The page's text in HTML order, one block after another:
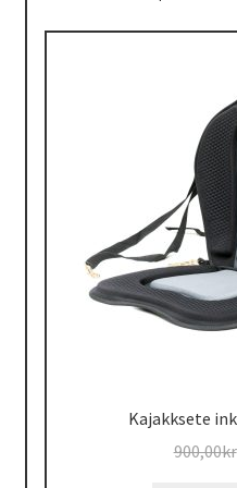
Kajakksete
900,00kr